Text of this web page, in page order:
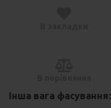
Інша вага фасування: